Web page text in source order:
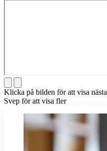
Klicka på bilden för att visa nästa
Svep för att visa fler